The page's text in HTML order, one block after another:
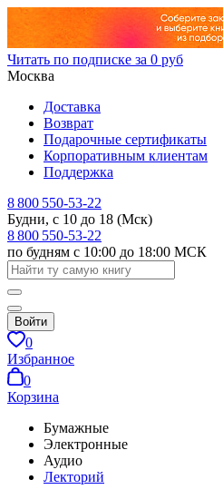
Читать по подписке за 0 руб
Москва
Доставка
Возврат
Подарочные сертификаты
Корпоративным клиентам
Поддержка
8 800 550-53-22
Будни, с 10 до 18 (Мск)
8 800 550-53-22
по будням с 10:00 до 18:00 МСК
Войти
0
Избранное
0
Корзина
Бумажные
Электронные
Аудио
Лекторий